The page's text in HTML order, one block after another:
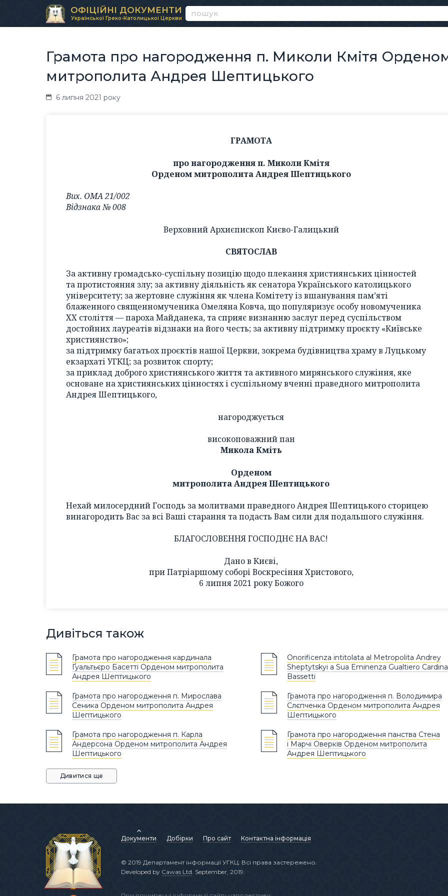
ОФІЦІЙНІ ДОКУМЕНТИ
Української Греко-Католицької Церкви
Грамота про нагородження п. Миколи Кмітя
митрополита Андрея Шептицького
6 липня 2021 року
ГРАМОТА
про нагородження п. Миколи Кмітя
Орденом митрополита Андрея Шептицького
Вих. ОМА 21/002
Відзнака № 008
Верховний Архиєпископ Києво-Галицький
СВЯТОСЛАВ
За активну громадсько-суспільну позицію щодо плекання християнських цінностей
та протистояння злу; за активну діяльність як сенатора Українського католицького
університету; за жертовне служіння як члена Комітету із вшанування пам’яті
блаженного священномученика Омеляна Ковча, що популяризує особу новомученика
XX століття — пароха Майданека, та сприяє визнанню заслуг перед суспільством
достойних лауреатів відзнаки на його честь; за активну підтримку проєкту «Київське
християнство»;
за підтримку багатьох проєктів нашої Церкви, зокрема будівництва храму в Луцькому
екзархаті УГКЦ; за розвиток спорту;
за приклад доброго християнського життя та активного мирянського служіння, яке
основане на християнських цінностях і суспільному вченні праведного митрополита
Андрея Шептицького,
нагороджується
високоповажний пан
Микола Кміть
Орденом
митрополита Андрея Шептицького
Нехай милосердний Господь за молитвами праведного Андрея Шептицького сторицею
винагородить Вас за всі Ваші старання та подасть Вам сили для подальшого служіння.
БЛАГОСЛОВЕННЯ ГОСПОДНЄ НА ВАС!
Дано в Києві,
при Патріаршому соборі Воскресіння Христового,
6 липня 2021 року Божого
Дивіться також
Грамота про нагородження кардинала
Ґуальтьєро Басетті Орденом митрополита
Андрея Шептицького
Onorificenza intitolata al Metropolita Andrey
Sheptytskyi a Sua Eminenza Gualtiero
Bassetti
Грамота про нагородження п. Мирослава
Сеника Орденом митрополита Андрея
Шептицького
Грамота про нагородження п. Володимира
Слєпченка Орденом митрополита Андрея
Шептицького
Грамота про нагородження п. Карла
Андерсона Орденом митрополита Андрея
Шептицького
Грамота про нагородження панства Стена
і Марчі Оверків Орденом митрополита
Андрея Шептицького
Дивитися ще
Документи Добірки Про сайт Контактна інформація
© 2019 Департамент інформації УГКЦ. Всі права застережено.
Developed by Cawas Ltd . September, 2019.